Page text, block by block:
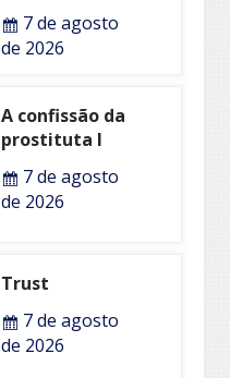
7 de agosto
de 2026
A confissão da
prostituta I
7 de agosto
de 2026
Trust
7 de agosto
de 2026